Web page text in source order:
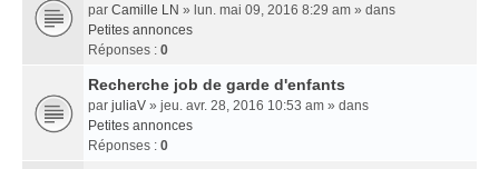
par Camille LN » lun. mai 09, 2016 8:29 am » dans
Petites annonces
Réponses : 0
Recherche job de garde d'enfants
par juliaV » jeu. avr. 28, 2016 10:53 am » dans
Petites annonces
Réponses : 0